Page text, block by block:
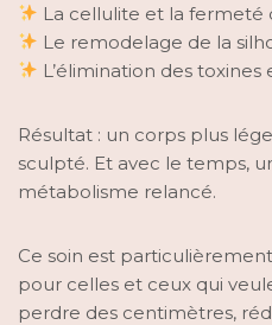
La cellulite et la fermeté
Le remodelage de la
L’élimination des
Résultat : un corps plus
sculpté. Et avec le temps,
métabolisme relancé.
Ce soin est
pour celles et ceux qui
perdre des centimètres,